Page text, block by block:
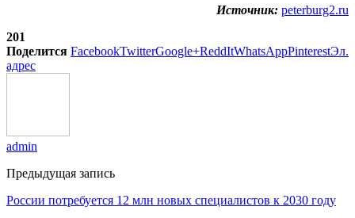
Источник: peterburg2.ru
201
Поделится FacebookTwitterGoogle+ReddItWhatsAppPinterestЭл.
адрес
admin
Предыдущая запись
России потребуется 12 млн новых специалистов к 2030 году